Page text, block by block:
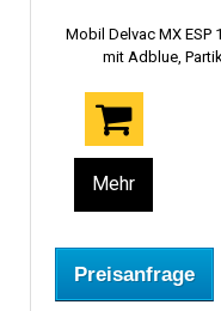
Mobil Delvac MX ESP
mit Adblue,
Mehr
Preisanfrage